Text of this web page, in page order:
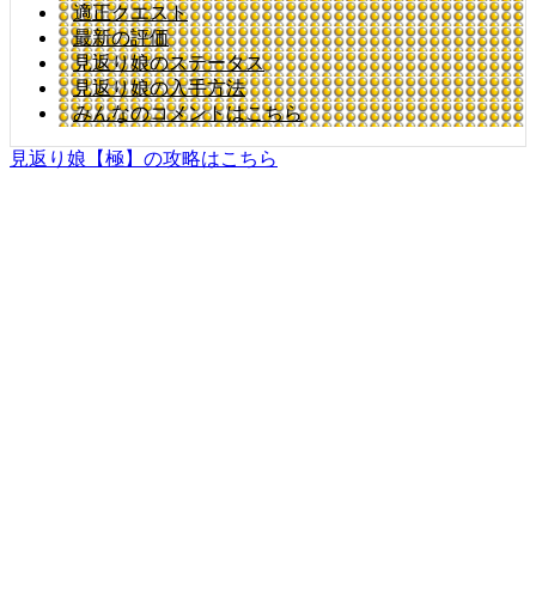
適正クエスト
最新の評価
見返り娘のステータス
見返り娘の入手方法
みんなのコメントはこちら
見返り娘【極】の攻略はこちら